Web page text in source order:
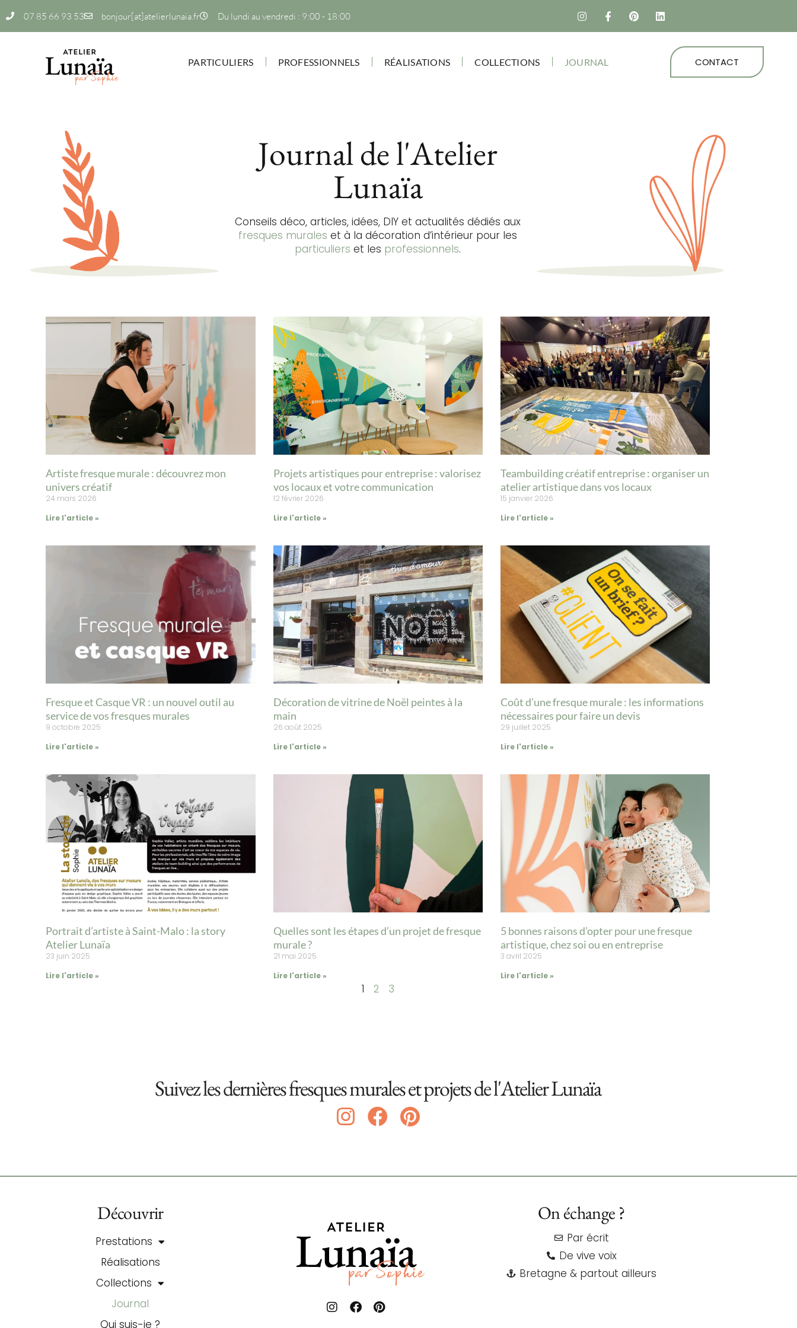
07 85 66 93 53 bonjour[at]atelierlunaia.fr Du lundi au vendredi : 9:00 - 18:00
PARTICULIERS PROFESSIONNELS RÉALISATIONS COLLECTIONS JOURNAL CONTACT
Journal de l'Atelier
Lunaïa
Conseils déco, articles, idées, DIY et actualités dédiés aux
fresques murales et à la décoration d’intérieur pour les
particuliers et les professionnels.
Artiste fresque murale : découvrez mon
univers créatif
24 mars 2026
Lire l'article »
Projets artistiques pour entreprise : valorisez
vos locaux et votre communication
12 février 2026
Lire l'article »
Teambuilding créatif entreprise : organiser un
atelier artistique dans vos locaux
15 janvier 2026
Lire l'article »
Fresque et Casque VR : un nouvel outil au
service de vos fresques murales
9 octobre 2025
Lire l'article »
Décoration de vitrine de Noël peintes à la
main
26 août 2025
Lire l'article »
Coût d’une fresque murale : les informations
nécessaires pour faire un devis
29 juillet 2025
Lire l'article »
Portrait d’artiste à Saint-Malo : la story
Atelier Lunaïa
23 juin 2025
Lire l'article »
Quelles sont les étapes d’un projet de fresque
murale ?
21 mai 2025
Lire l'article »
5 bonnes raisons d’opter pour une fresque
artistique, chez soi ou en entreprise
3 avril 2025
Lire l'article »
1 2 3
Suivez les dernières fresques murales et projets de l'Atelier Lunaïa
Découvrir
Prestations
Réalisations
Collections
Journal
Qui suis-je ?
On échange ?
Par écrit
De vive voix
Bretagne & partout ailleurs